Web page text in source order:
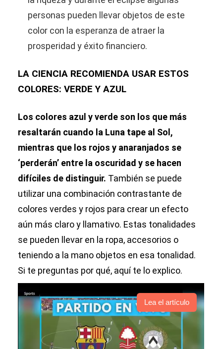
personas pueden llevar objetos de este
color con la esperanza de atraer la
prosperidad y éxito financiero.
LA CIENCIA RECOMIENDA USAR ESTOS
COLORES: VERDE Y AZUL
Los colores azul y verde son los que más
resaltarán cuando la Luna tape al Sol,
mientras que los rojos y anaranjados se
‘perderán’ entre la oscuridad y se hacen
difíciles de distinguir. También se puede
utilizar una combinación contrastante de
colores verdes y rojos para crear un efecto
aún más claro y llamativo. Estas tonalidades
se pueden llevar en la ropa, accesorios o
teniendo a la mano objetos en esa tonalidad.
Si te preguntas por qué, aquí te lo explico.
Lea el artículo